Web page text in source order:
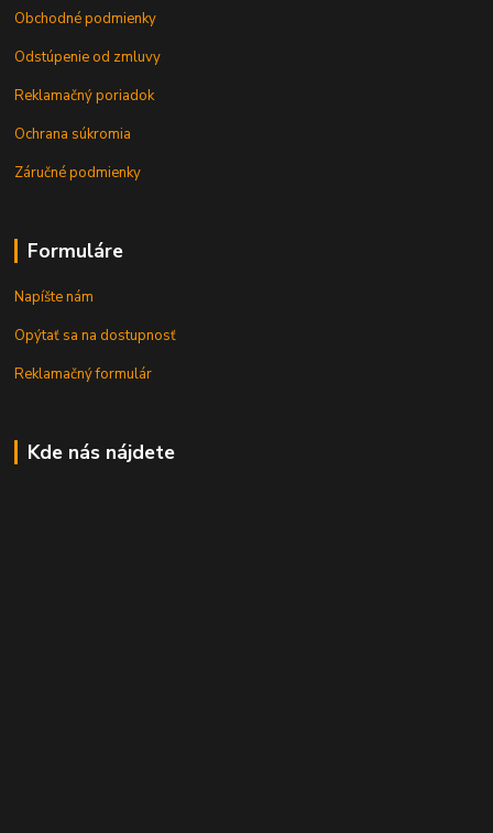
Obchodné podmienky
Odstúpenie od zmluvy
Reklamačný poriadok
Ochrana súkromia
Záručné podmienky
Formuláre
Napíšte nám
Opýtať sa na dostupnosť
Reklamačný formulár
Kde nás nájdete